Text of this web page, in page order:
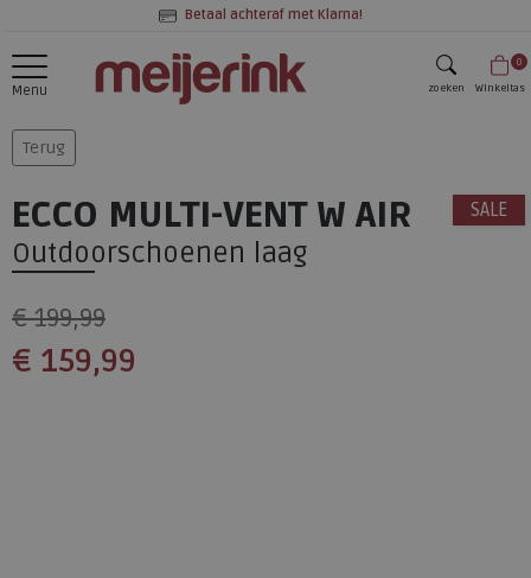
Betaal achteraf met Klarna!
Menu zoeken
0
Winkeltas
Terug
SALE
ECCO MULTI-VENT W AIR
Outdoorschoenen laag
€ 199,99
€ 159,99